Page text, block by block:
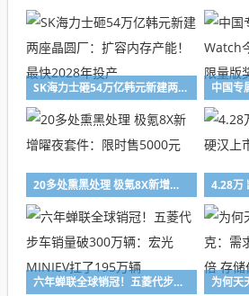
SK海力士砸54万亿韩元新建两座晶圆厂：扩容内存产能！最快2028年投产
20多处熏黑处理 极氪8X新增曜夜套件：限时售5000元
六年蝉联全球销冠！五菱代步车销量破300万辆：宏光MINIEV扛了195万辆